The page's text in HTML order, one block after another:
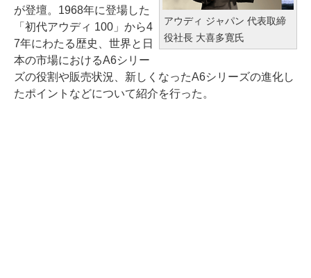
アウディ ジャパン 代表取締
役社長 大喜多寛氏
が登壇。1968年に登場した
「初代アウディ 100」から4
7年にわたる歴史、世界と日
本の市場におけるA6シリー
ズの役割や販売状況、新しくなったA6シリーズの進化し
たポイントなどについて紹介を行った。